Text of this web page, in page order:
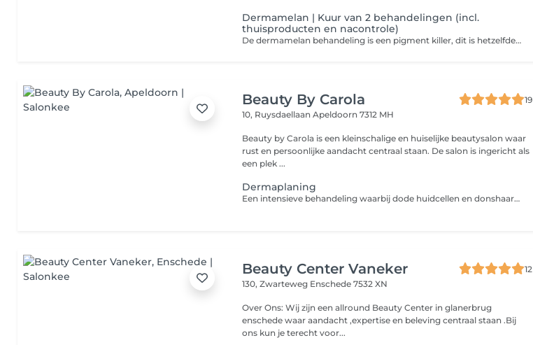
Dermamelan | Kuur van 2 behandelingen (incl.
thuisproducten en nacontrole)
De dermamelan behandeling is een pigment killer, dit is hetzelfde als de Cosmelan behandeling, maar deze is 30% sterker dan een Cosmelan behandeling.
Beauty By Carola
19
10, RuysdaellaanApeldoorn 7312 MH
Beauty by Carola is een kleinschalige en huiselijke beautysalon waar
rust en persoonlijke aandacht centraal staan. De salon is ingericht als
een plek ...
Dermaplaning
Een intensieve behandeling waarbij dode huidcellen en donshaartjes voorzichtig worden verwijderd. De huid wordt direct gladder, zachter en frisser, met een prachtige glow. Werkstoffen worden na de behandeling optimaal opgenomen. Geschikt voor: doffe huid, verdikte hoornlaag, oppervlakkige littekens, pigmentvlekjes en donshaartjes
Beauty Center Vaneker
12
130, Zwarteweg Enschede 7532 XN
Over Ons: Wij zijn een allround Beauty Center in glanerbrug
enschede waar aandacht ,expertise en beleving centraal staan .Bij
ons kun je terecht voor...